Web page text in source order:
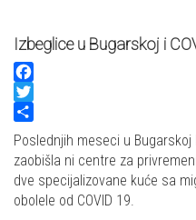
Izbeglice u Bugarskoj i
Facebook
Twitter
Share
Poslednjih meseci u
zaobišla ni centre za
dve specijalizovane kuće sa
obolele od COVID 19.